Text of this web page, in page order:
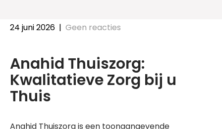
24 juni 2026 | Geen reacties
Anahid Thuiszorg:
Kwalitatieve Zorg bij u
Thuis
Anahid Thuiszorg is een toonaangevende